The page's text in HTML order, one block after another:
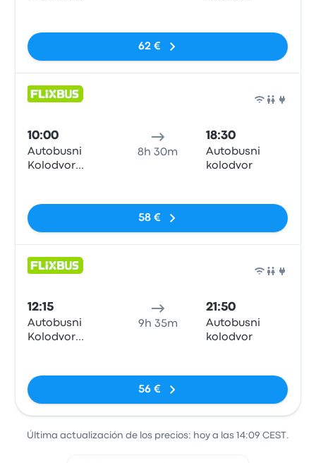
62 €
10:00
Autobusni
Kolodvor
8h 30m
18:30
Autobusni
kolodvor
58 €
12:15
Autobusni
Kolodvor
9h 35m
21:50
Autobusni
kolodvor
56 €
Última actualización de los precios: hoy a las 14:09 CEST.